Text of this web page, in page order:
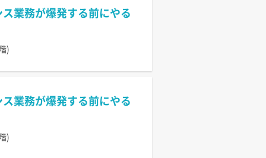
業務が爆発する前にやる
)
業務が爆発する前にやる
)